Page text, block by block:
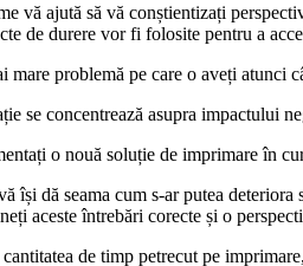
vă ajută să vă conștientizați
de durere vor fi folosite pentru a
mare problemă pe care o aveți atunci
se concentrează asupra impactului
o nouă soluție de imprimare în
își dă seama cum s-ar putea
aceste întrebări corecte și o
de timp petrecut pe